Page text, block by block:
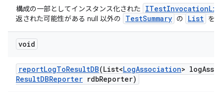
構成の一部としてインスタンス化された
返された可能性がある null 以外の TestSummary の List を
void
reportLogToResultDB(List<LogAssociation> log
ResultDBReporter rdbReporter)